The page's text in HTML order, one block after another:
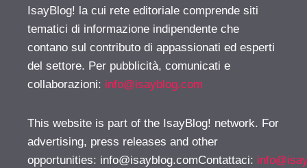
IsayBlog! la cui rete editoriale comprende siti
tematici di informazione indipendente che
contano sul contributo di appassionati ed esperti
del settore. Per pubblicità, comunicati e
collaborazioni: info@isayblog.com
This website is part of the IsayBlog! network. For
advertising, press releases and other
opportunities: info@isayblog.comContattaci: